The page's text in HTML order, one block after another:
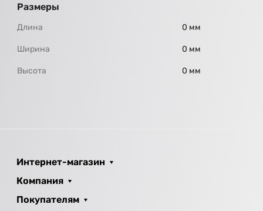
Размеры
Длина 0 мм
Ширина 0 мм
Высота 0 мм
Интернет-магазин
Компания
Покупателям